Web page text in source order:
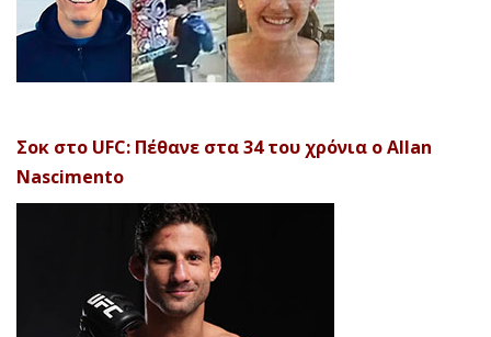
Σοκ στο UFC: Πέθανε στα 34 του χρόνια ο Allan
Nascimento